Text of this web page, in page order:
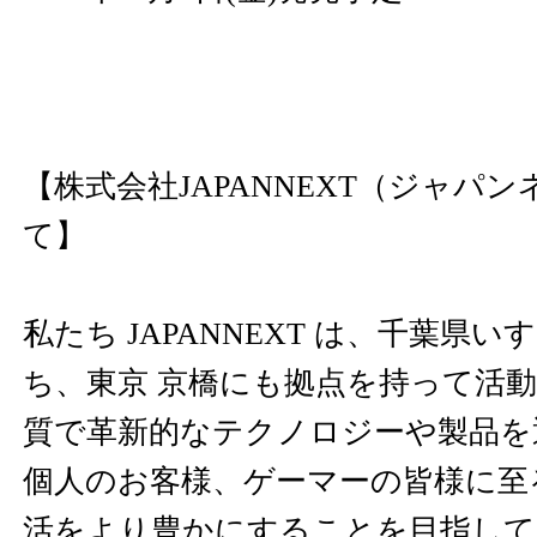
【株式会社JAPANNEXT（ジャパ
て】
私たち JAPANNEXT は、千葉県い
ち、東京 京橋にも拠点を持って活
質で革新的なテクノロジーや製品
個人のお客様、ゲーマーの皆様に